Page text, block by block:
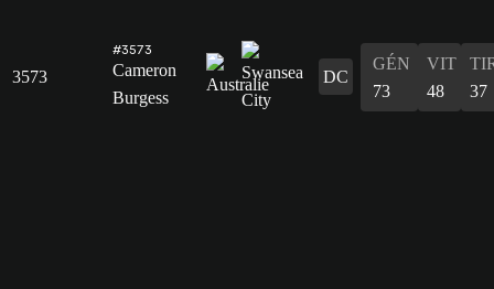
3573
#3573
Cameron
Burgess
DC
GÉN
73
VIT
48
37